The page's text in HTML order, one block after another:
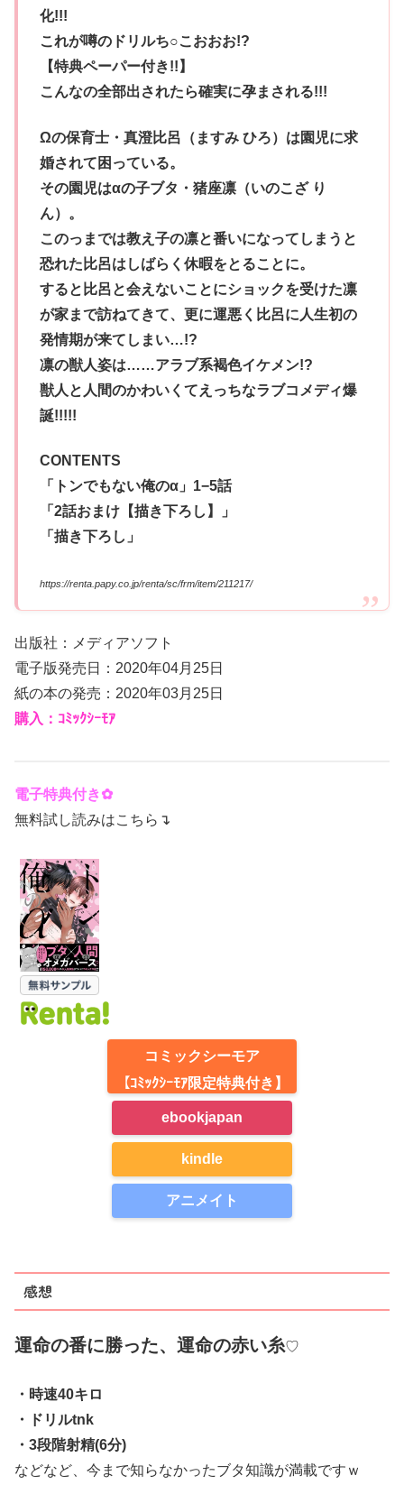
化!!!
これが噂のドリルち○こおおお!?
【特典ペーパー付き!!】
こんなの全部出されたら確実に孕まされる!!!
Ωの保育士・真澄比呂（ますみ ひろ）は園児に求
婚されて困っている。
その園児はαの子ブタ・猪座凛（いのこざ り
ん）。
このっまでは教え子の凛と番いになってしまうと
恐れた比呂はしばらく休暇をとることに。
すると比呂と会えないことにショックを受けた凛
が家まで訪ねてきて、更に運悪く比呂に人生初の
発情期が来てしまい…!?
凛の獣人姿は……アラブ系褐色イケメン!?
獣人と人間のかわいくてえっちなラブコメディ爆
誕!!!!!
CONTENTS
「トンでもない俺のα」1−5話
「2話おまけ【描き下ろし】」
「描き下ろし」
https://renta.papy.co.jp/renta/sc/frm/item/211217/
出版社：メディアソフト
電子版発売日：2020年04月25日
紙の本の発売：2020年03月25日
購入：ｺﾐｯｸｼｰﾓｱ
電子特典付き✿
無料試し読みはこちら↴
コミックシーモア
【ｺﾐｯｸｼｰﾓｱ限定特典付き】
ebookjapan
kindle
アニメイト
感想
運命の番に勝った、運命の赤い糸♡
・時速40キロ
・ドリルtnk
・3段階射精(6分)
などなど、今まで知らなかったブタ知識が満載ですｗ